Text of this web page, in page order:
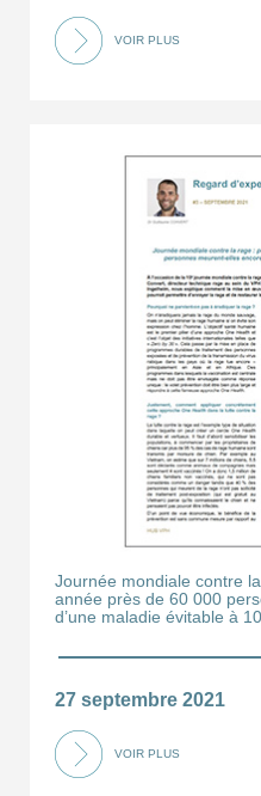
VOIR PLUS
Journée mondiale contre
année près de 60 000
d’une maladie évitable à
27 septembre 2021
VOIR PLUS